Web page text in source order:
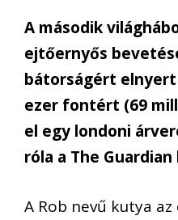
A második
ejtőernyős
bátorságért elnyert
ezer fontért (69
el egy londoni
róla a The
A Rob nevű kutya